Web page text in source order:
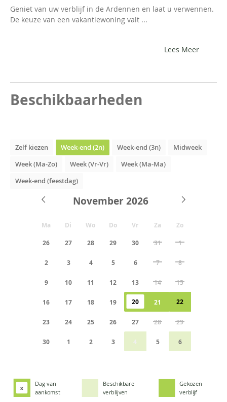
Geniet van uw verblijf in de Ardennen en laat u verwennen.
De keuze van een vakantiewoning valt ...
Lees Meer
Beschikbaarheden
Zelf kiezen Week-end (2n) Week-end (3n)
Midweek
Week (Ma-Zo)
Week (Vr-Vr)
Week (Ma-Ma)
Week-end (feestdag)
November
Ma Di Wo Do Vr Za Zo
26 27 28 29 30 31 1
2 3 4 5 6 7 8
9 10 11 12 13 14 15
16 17 18 19 20 21 22
23 24 25 26 27 28 29
30 1 2 3 4 5 6
x
Dag van
aankomst
Beschikbare
verblijven
Gekozen
verblijf